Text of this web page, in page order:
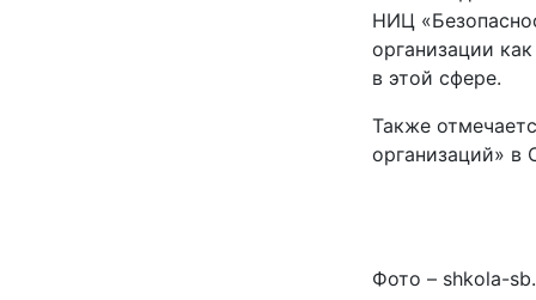
НИЦ
организации
в этой сфере.
Также
организаций» в
Фото – shkola-